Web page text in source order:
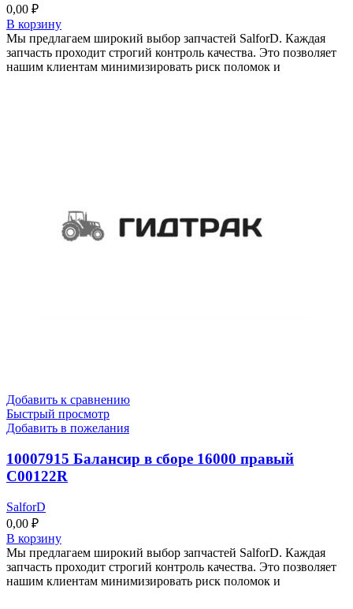
0,00 ₽
В корзину
Мы предлагаем широкий выбор запчастей SalforD. Каждая
запчасть проходит строгий контроль качества. Это позволяет
нашим клиентам минимизировать риск поломок и
Добавить к сравнению
Быстрый просмотр
Добавить в пожелания
10007915 Балансир в сборе 16000 правый
C00122R
SalforD
0,00 ₽
В корзину
Мы предлагаем широкий выбор запчастей SalforD. Каждая
запчасть проходит строгий контроль качества. Это позволяет
нашим клиентам минимизировать риск поломок и